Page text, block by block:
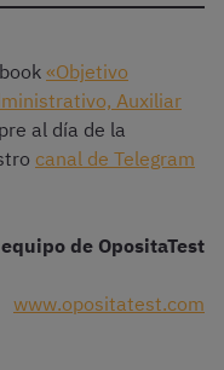
«Objetivo
Auxiliar
al día de la
canal de Telegram
de OpositaTest
www.opositatest.com